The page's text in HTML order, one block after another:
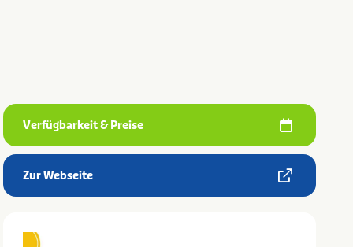
Verfügbarkeit & Preise
Zur Webseite